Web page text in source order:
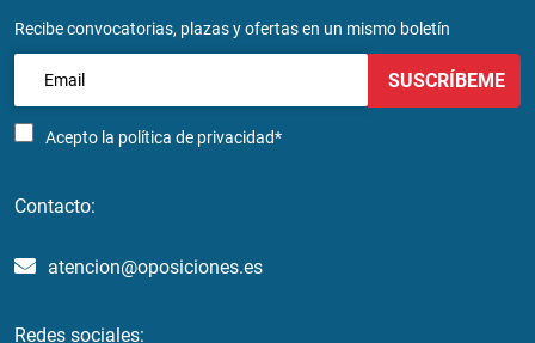
Recibe convocatorias, plazas y ofertas en un mismo boletín
Acepto la política de privacidad*
SUSCRÍBEME
Contacto:
atencion@oposiciones.es
Redes sociales: